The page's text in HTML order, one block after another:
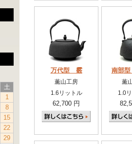
土
1
8
15
22
29
万代型 霰
薫山工房
1.6リットル
62,700 円
南部
薫
1.0